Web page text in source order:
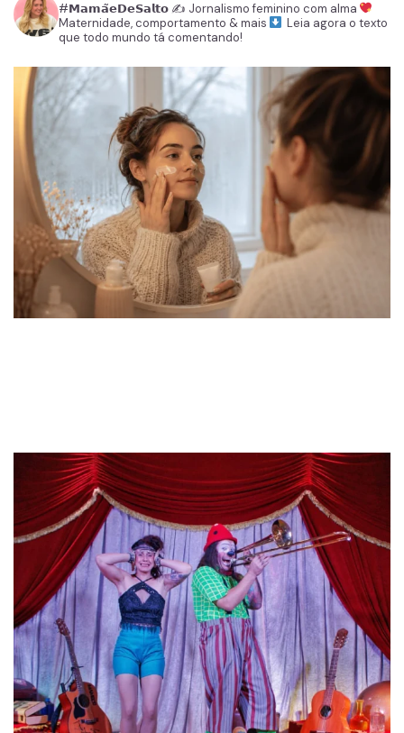
#𝗠𝗮𝗺𝗮̃𝗲𝗗𝗲𝗦𝗮𝗹𝘁𝗼 ✍️ Jornalismo feminino com alma
Maternidade, comportamento & mais
Leia agora o texto
que todo mundo tá comentando!